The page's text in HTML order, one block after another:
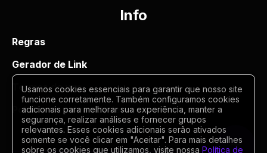
Info
Regras
Gerador de Link
Termos de uso
Politica de privacidade
Usamos cookies essenciais para garantir que nosso site
funcione corretamente. Também configuramos cookies
adicionais para melhorar sua experiência, manter a
segurança, realizar análises e fornecer grupos
relevantes. Esses cookies adicionais serão ativados
somente se você clicar em "Aceitar". Para mais detalhes
sobre os cookies que utilizamos, visite nossa Política de